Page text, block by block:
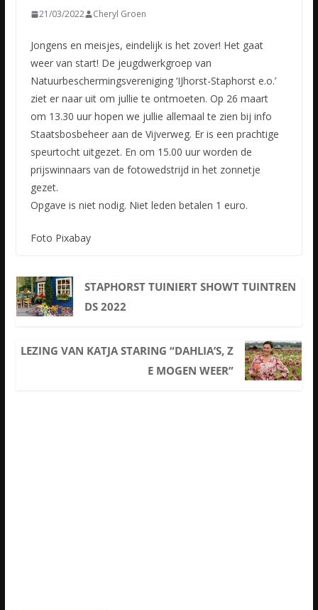
21/03/2022 Cheryl Groen
Jongens en meisjes, eindelijk is het zover! Het gaat
weer van start! De jeugdwerkgroep van
Natuurbeschermingsvereniging ‘IJhorst-Staphorst e.o.’
ziet er naar uit om jullie te ontmoeten. Op 26 maart
om 13.30 uur hopen we jullie allemaal te zien bij info
Staatsbosbeheer aan de Vijverweg. Er is een prachtige
speurtocht uitgezet. En om 15.00 uur worden de
prijswinnaars van de fotowedstrijd in het zonnetje
gezet.
Opgave is niet nodig. Niet leden betalen 1 euro.
Foto Pixabay
STAPHORST TUINIERT SHOWT TUINTREN
DS 2022
LEZING VAN KATJA STARING “DAHLIA’S, Z
E MOGEN WEER”